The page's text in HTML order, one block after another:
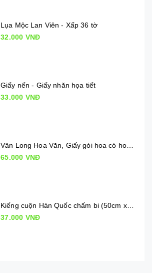
Lụa Mộc Lan Viên - Xấp 36 tờ
32.000 VNĐ
Giấy nến - Giấy nhăn họa tiết
33.000 VNĐ
65.000 VNĐ
Kiếng cuộn Hàn Quốc chấm bi (50cm x 10m)
37.000 VNĐ